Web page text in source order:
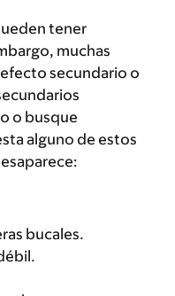
tener
muchas
secundario o
o busque
alguno de estos
bucales.